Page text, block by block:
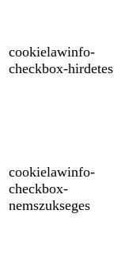
cookielawinfo-
checkbox-hirdetes
cookielawinfo-
checkbox-
nemszukseges